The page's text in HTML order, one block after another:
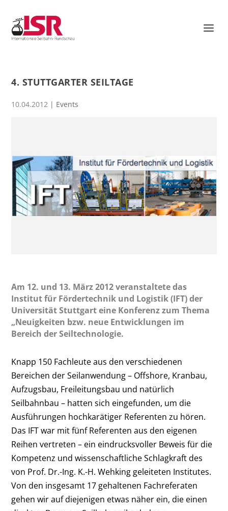
4. STUTTGARTER SEILTAGE
10.04.2012 | Events
Am 12. und 13. März 2012 veranstaltete das
Institut für Fördertechnik und Logistik (IFT) der
Universität Stuttgart eine Konferenz zum Thema
„Neuigkeiten bzw. neue Entwicklungen im
Bereich der Seiltechnologie.
Knapp 150 Fachleute aus den verschiedenen
Bereichen der Seilanwendung – Offshore, Kranbau,
Aufzugsbau, Freileitungsbau und natürlich
Seilbahnbau – hatten sich eingefunden, um die
Ausführungen hochkarätiger Referenten zu hören.
Das IFT war mit fünf Referenten aus den eigenen
Reihen vertreten – ein eindrucksvoller Beweis für die
Kompetenz und wissenschaftliche Schlagkraft des
von Prof. Dr.-Ing. K.-H. Wehking geleiteten Institutes.
Von den insgesamt 17 gehaltenen Fachreferaten
gehen wir auf diejenigen etwas näher ein, die einen